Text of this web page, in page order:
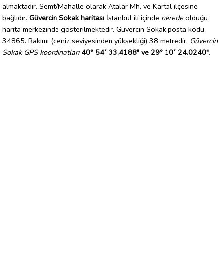
almaktadır. Semt/Mahalle olarak Atalar Mh. ve Kartal ilçesine
bağlıdır. Güvercin Sokak haritası İstanbul ili içinde nerede olduğu
harita merkezinde gösterilmektedir. Güvercin Sokak posta kodu
34865. Rakımı (deniz seviyesinden yüksekliği) 38 metredir. Güvercin
Sokak GPS koordinatları 40° 54´ 33.4188" ve 29° 10´ 24.0240".